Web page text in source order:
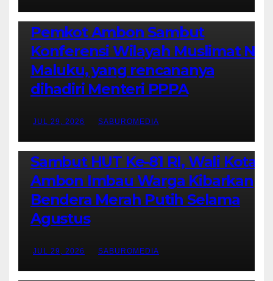
AMBON METRO JURNALISME AKTIVIS POLITIK & PEMERINTAHAN
Pemkot Ambon Sambut
Konferensi Wilayah Muslimat NU
Maluku, yang rencananya
dihadiri Menteri PPPA
JUL 29, 2026 SABUROMEDIA
AMBON METRO POLITIK & PEMERINTAHAN
Sambut HUT Ke-81 RI, Wali Kota
Ambon Imbau Warga Kibarkan
Bendera Merah Putih Selama
Agustus
JUL 29, 2026 SABUROMEDIA
AMBON METRO JURNALISME AKTIVIS
THE MOLUCCAS